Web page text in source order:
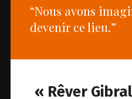
“Nous avons
devenir ce lieu.”
« Rêver